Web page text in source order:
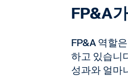
FP&A
FP&A 역할
하고 있습니
성과와 얼마